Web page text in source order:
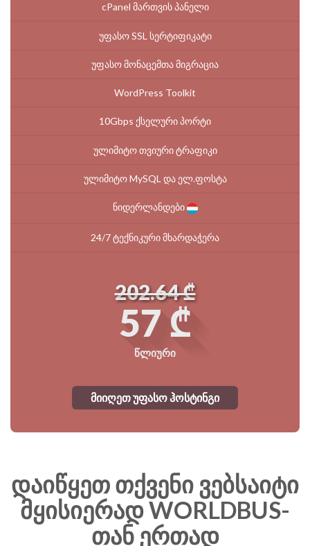
cPanel მართვის პანელი
უფასო SSL სერტიფიკატი
უფასო მონაცემთა მიგრაცია
WordPress Toolkit
10Gbps ქსელური პორტი
ულიმიტო თვიური ტრაფიკი
ულიმიტო MySQL და ელ.ფოსტა
ნიდერლანდები
24/7 ტექნიკური მხარდაჭერა
202.64 ₾
57 ₾
წლიური
მიიღეთ უფასო ჰოსტინგი
დაიწყეთ თქვენი ვებსაიტი
მყისიერად WORLDBUS-
თან ერთად